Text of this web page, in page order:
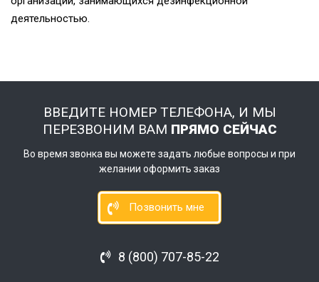
деятельностью.
ВВЕДИТЕ НОМЕР ТЕЛЕФОНА, И МЫ
ПЕРЕЗВОНИМ ВАМ ПРЯМО СЕЙЧАС
Во время звонка вы можете задать любые вопросы и при
желании оформить заказ
Позвонить мне
8 (800) 707-85-22